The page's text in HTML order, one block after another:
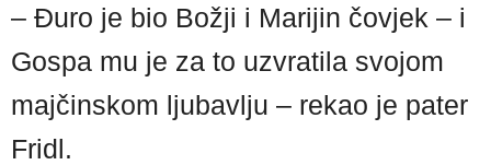
– Đuro je bio Božji i Marijin čovjek – i
Gospa mu je za to uzvratila svojom
majčinskom ljubavlju – rekao je pater
Fridl.